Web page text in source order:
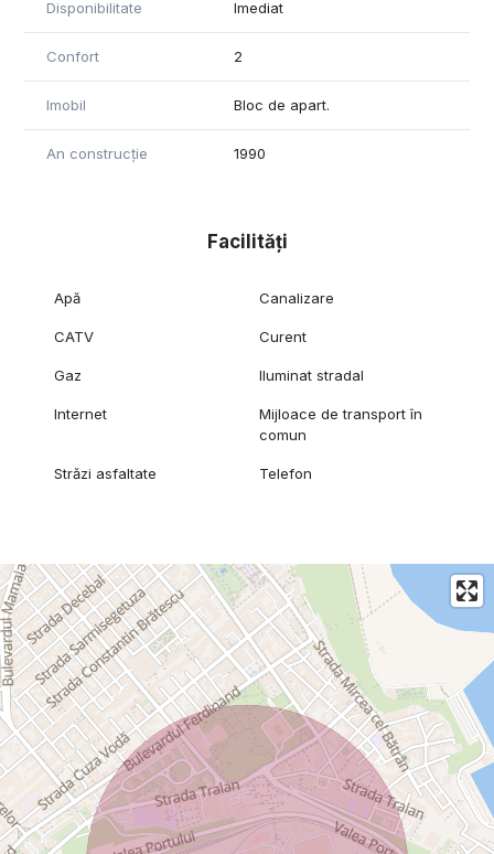
Disponibilitate Imediat
Confort 2
Imobil Bloc de apart.
An construcție 1990
Facilități
Apă Canalizare
CATV Curent
Gaz Iluminat stradal
Internet
Mijloace de transport în
comun
Străzi asfaltate Telefon